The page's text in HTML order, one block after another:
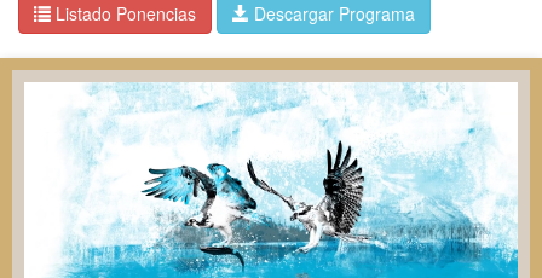
Listado Ponencias Descargar Programa